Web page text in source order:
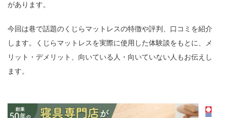
があります。
今回は巷で話題のくじらマットレスの特徴や評判、口コミを紹介
します。くじらマットレスを実際に使用した体験談をもとに、メ
リット・デメリット、向いている人・向いていない人もお伝えし
ます。